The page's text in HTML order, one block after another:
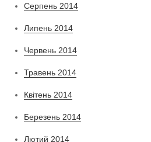
Серпень 2014
Липень 2014
Червень 2014
Травень 2014
Квітень 2014
Березень 2014
Лютий 2014